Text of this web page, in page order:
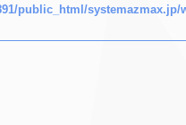
public_html/systemazmax.jp/